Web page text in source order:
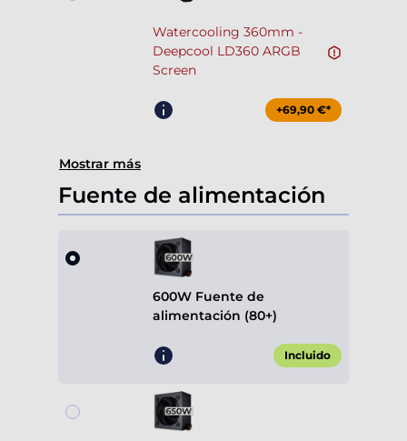
Watercooling 360mm -
Deepcool LD360 ARGB
Screen
+69,90 €*
Mostrar más
Fuente de alimentación
600W Fuente de
alimentación (80+)
Incluido